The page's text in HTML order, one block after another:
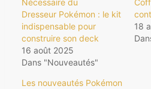
Nécessaire du
Dresseur Pokémon : le kit
indispensable pour
construire son deck
16 août 2025
Dans "Nouveautés"
18
Les nouveautés Pokémon